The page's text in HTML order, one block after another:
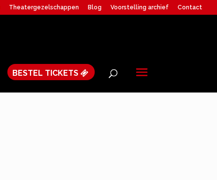
Theatergezelschappen Blog Voorstelling archief Contact
BESTEL TICKETS